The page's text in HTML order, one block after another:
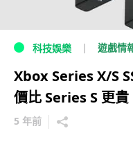
科技娛樂 遊戲情
Xbox Series X/S
價比 Series S 更貴
5 年前